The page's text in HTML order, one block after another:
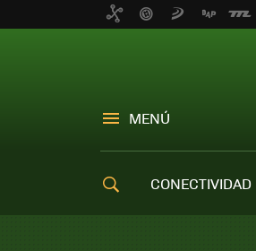
MENÚ
CONECTIVIDAD